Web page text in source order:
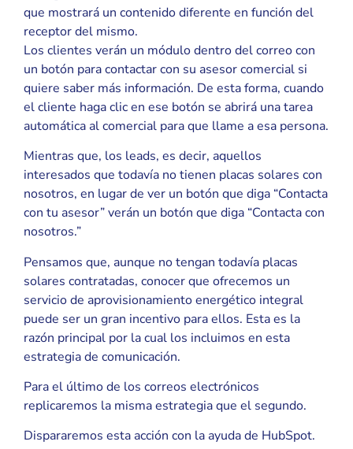
que mostrará un contenido diferente en función del
receptor del mismo.
Los clientes verán un módulo dentro del correo con
un botón para contactar con su asesor comercial si
quiere saber más información. De esta forma, cuando
el cliente haga clic en ese botón se abrirá una tarea
automática al comercial para que llame a esa persona.
Mientras que, los leads, es decir, aquellos
interesados que todavía no tienen placas solares con
nosotros, en lugar de ver un botón que diga “Contacta
con tu asesor” verán un botón que diga “Contacta con
nosotros.”
Pensamos que, aunque no tengan todavía placas
solares contratadas, conocer que ofrecemos un
servicio de aprovisionamiento energético integral
puede ser un gran incentivo para ellos. Esta es la
razón principal por la cual los incluimos en esta
estrategia de comunicación.
Para el último de los correos electrónicos
replicaremos la misma estrategia que el segundo.
Dispararemos esta acción con la ayuda de HubSpot.